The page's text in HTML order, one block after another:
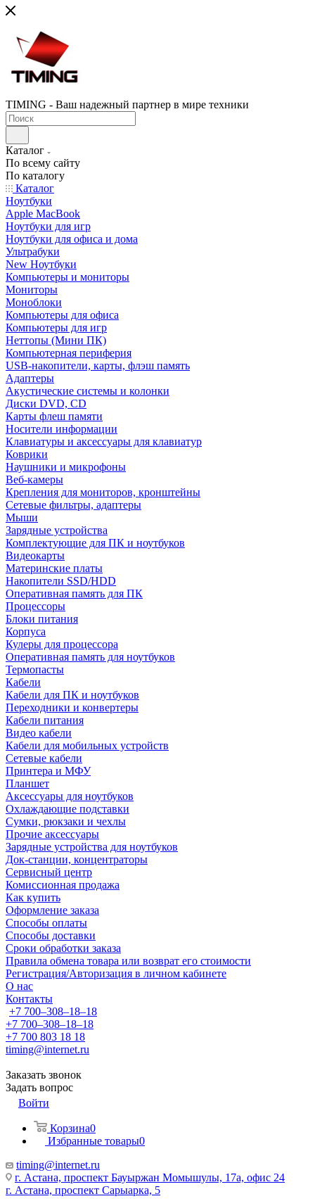
TIMING - Ваш надежный партнер в мире техники
Каталог
По всему сайту
По каталогу
Каталог
Ноутбуки
Apple MacBook
Ноутбуки для игр
Ноутбуки для офиса и дома
Ультрабуки
New Ноутбуки
Компьютеры и мониторы
Мониторы
Моноблоки
Компьютеры для офиса
Компьютеры для игр
Неттопы (Мини ПК)
Компьютерная периферия
USB-накопители, карты, флэш память
Адаптеры
Акустические системы и колонки
Диски DVD, CD
Карты флеш памяти
Носители информации
Клавиатуры и аксессуары для клавиатур
Коврики
Наушники и микрофоны
Веб-камеры
Крепления для мониторов, кронштейны
Сетевые фильтры, адаптеры
Мыши
Зарядные устройства
Комплектующие для ПК и ноутбуков
Видеокарты
Материнские платы
Накопители SSD/HDD
Оперативная память для ПК
Процессоры
Блоки питания
Корпуса
Кулеры для процессора
Оперативная память для ноутбуков
Термопасты
Кабели
Кабели для ПК и ноутбуков
Переходники и конвертеры
Кабели питания
Видео кабели
Кабели для мобильных устройств
Сетевые кабели
Принтера и МФУ
Планшет
Аксессуары для ноутбуков
Охлаждающие подставки
Сумки, рюкзаки и чехлы
Прочие аксессуары
Зарядные устройства для ноутбуков
Док-станции, концентраторы
Сервисный центр
Комиссионная продажа
Как купить
Оформление заказа
Способы оплаты
Способы доставки
Сроки обработки заказа
Правила обмена товара или возврат его стоимости
Регистрация/Авторизация в личном кабинете
О нас
Контакты
+7 700‒308‒18‒18
+7 700‒308‒18‒18
+7 700 803 18 18
timing@internet.ru
Заказать звонок
Задать вопрос
Войти
Корзина0
Избранные товары0
timing@internet.ru
г. Астана, проспект Бауыржан Момышулы, 17а, офис 24
г. Астана, проспект Сарыарка, 5